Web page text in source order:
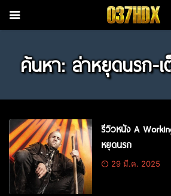
ค้นหา: ล่าหยุดนรก-เ
รีวิวหนัง A
หยุดนรก
29 มี.ค. 2025